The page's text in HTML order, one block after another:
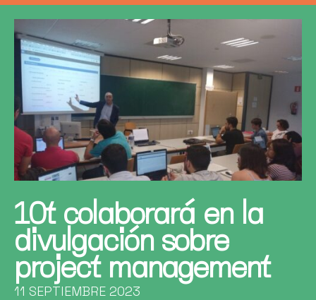
10t colaborará en la
divulgación sobre
project management
11 SEPTIEMBRE 2023